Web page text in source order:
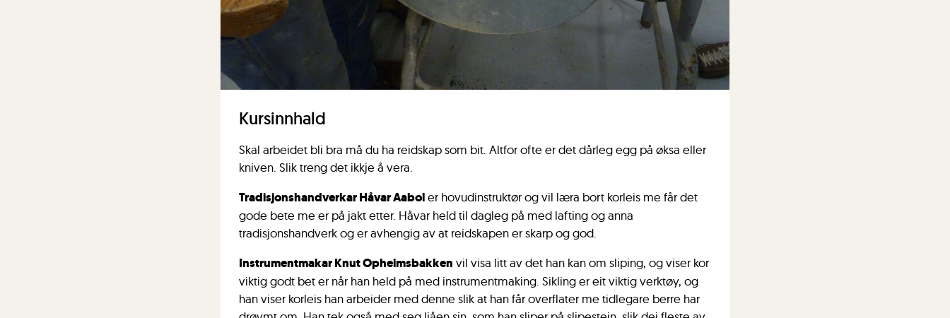
Kursinnhald
Skal arbeidet bli bra må du ha reidskap som bit. Altfor ofte er det dårleg egg på øksa eller
kniven. Slik treng det ikkje å vera.
Tradisjonshandverkar Håvar Aaboler hovudinstruktør og vil læra bort korleis me får det
gode bete me er på jakt etter. Håvar held til dagleg på med lafting og anna
tradisjonshandverk og er avhengig av at reidskapen er skarp og god.
Instrumentmakar Knut Opheimsbakken vil visa litt av det han kan om sliping, og viser kor
viktig godt bet er når han held på med instrumentmaking. Sikling er eit viktig verktøy, og
han viser korleis han arbeider med denne slik at han får overflater me tidlegare berre har